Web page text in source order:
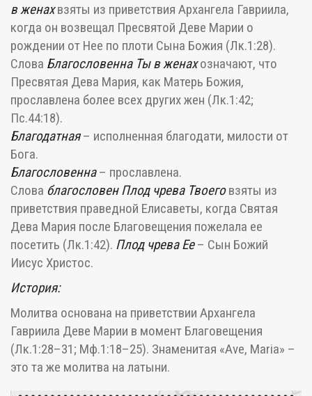
в женахвзяты из приветствия Архангела Гавриила,
когда он возвещал Пресвятой Деве Марии о
рождении от Нее по плоти Сына Божия (Лк.1:28).
Слова Благословенна Ты в женахозначают, что
Пресвятая Дева Мария, как Матерь Божия,
прославлена более всех других жен (Лк.1:42;
Пс.44:18).
Благодатная– исполненная благодати, милости от
Бога.
Благословенна– прославлена.
Слова благословен Плод чрева Твоеговзяты из
приветствия праведной Елисаветы, когда Святая
Дева Мария после Благовещения пожелала ее
посетить (Лк.1:42). Плод чрева Ее– Сын Божий
Иисус Христос.
История:
Молитва основана на приветствии Архангела
Гавриила Деве Марии в момент Благовещения
(Лк.1:28–31; Мф.1:18–25). Знаменитая «Ave, Maria» –
это та же молитва на латыни.